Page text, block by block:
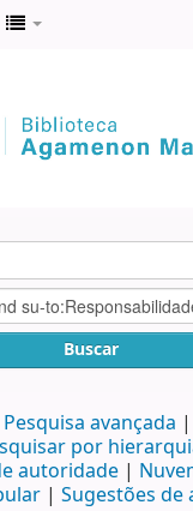
Buscar
Pesquisa avançada
por
autoridade
Sugestões de